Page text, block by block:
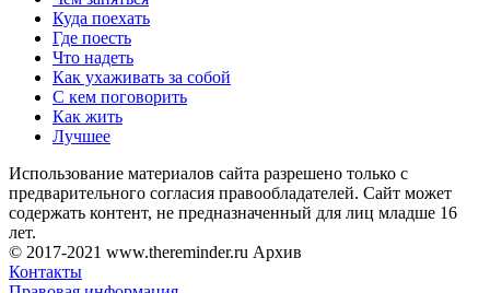
Куда поехать
Где поесть
Что надеть
Как ухаживать за собой
С кем поговорить
Как жить
Лучшее
Использование материалов сайта разрешено только с
предварительного согласия правообладателей. Сайт может
содержать контент, не предназначенный для лиц младше 16
лет.
© 2017-2021 www.thereminder.ru Архив
Контакты